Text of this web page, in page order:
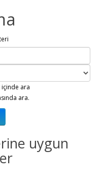
ara
ara.
uygun